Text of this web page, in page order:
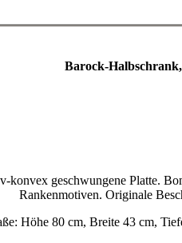
Barock-
geschwungene Platte.
Rankenmotiven. Originale
Höhe 80 cm, Breite 43 cm,